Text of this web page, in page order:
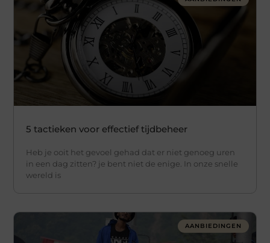
5 tactieken voor effectief tijdbeheer
Heb je ooit het gevoel gehad dat er niet genoeg uren
in een dag zitten? je bent niet de enige. In onze snelle
wereld is
AANBIEDINGEN